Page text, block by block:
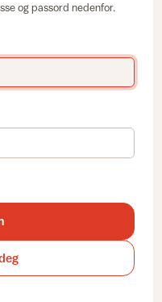
og passord nedenfor.